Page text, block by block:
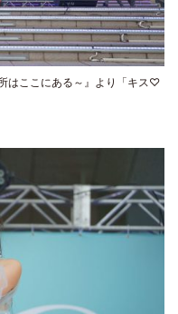
はここにある～』より「キス♡